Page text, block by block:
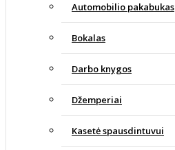
Automobilio pakabukas
Bokalas
Darbo knygos
Džemperiai
Kasetė spausdintuvui